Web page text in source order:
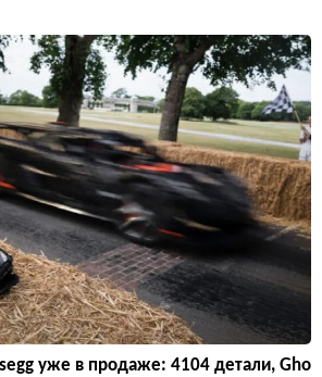
уже в продаже: 4104 детали, Gho